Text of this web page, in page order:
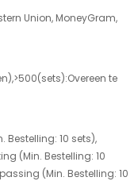
Union, MoneyGram,
te
10 sets),
(Min. Bestelling: 10
(Min. Bestelling: 10